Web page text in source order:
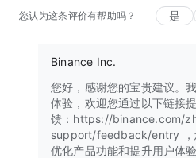
全天候客服支持
全天候在线聊天客服支持，支持18
语、法语、菲律宾语、印尼语、意
西班牙语、波兰语、葡萄牙语、罗
乌克兰语和越南语）。
查阅我们的常见问题指南，了解如
钱包以及如何在币安进行首次加密
您认为这条评价有帮助吗？ 是
Binance Inc.
您好，感谢您的宝贵建议。
体验，欢迎您通过以下链接
馈：https://binance.com/
support/feedback/entry ，
优化产品功能和提升用户体